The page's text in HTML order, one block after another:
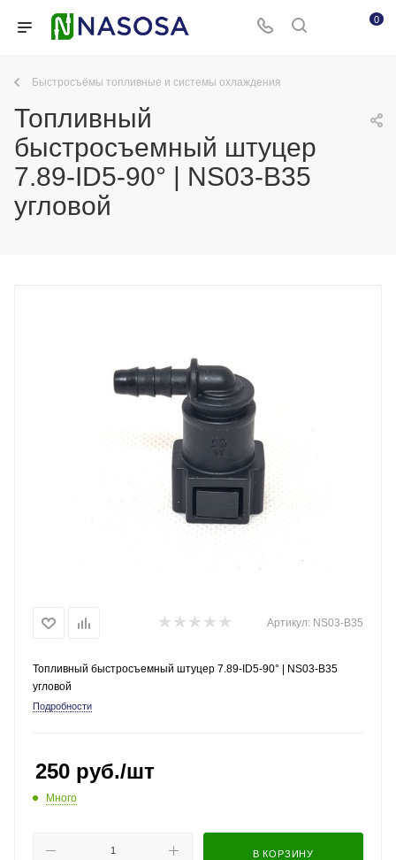
0
Быстросъёмы топливные и системы охлаждения
Топливный
быстросъемный штуцер
7.89-ID5-90° | NS03-B35
угловой
Артикул: NS03-B35
Топливный быстросъемный штуцер 7.89-ID5-90° | NS03-B35
угловой
Подробности
250 руб./шт
Много
В КОРЗИНУ